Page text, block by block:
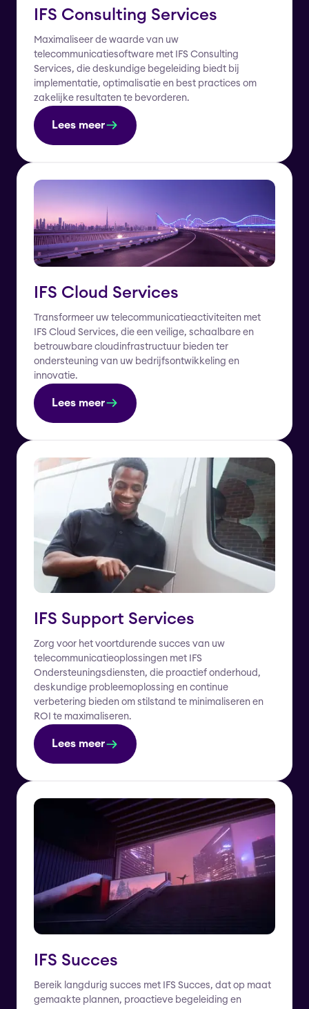
IFS Consulting Services
Maximaliseer de waarde van uw
telecommunicatiesoftware met IFS Consulting
Services, die deskundige begeleiding biedt bij
implementatie, optimalisatie en best practices om
zakelijke resultaten te bevorderen.
Lees meer
IFS Cloud Services
Transformeer uw telecommunicatieactiviteiten met
IFS Cloud Services, die een veilige, schaalbare en
betrouwbare cloudinfrastructuur bieden ter
ondersteuning van uw bedrijfsontwikkeling en
innovatie.
Lees meer
IFS Support Services
Zorg voor het voortdurende succes van uw
telecommunicatieoplossingen met IFS
Ondersteuningsdiensten, die proactief onderhoud,
deskundige probleemoplossing en continue
verbetering bieden om stilstand te minimaliseren en
ROI te maximaliseren.
Lees meer
IFS Succes
Bereik langdurig succes met IFS Succes, dat op maat
gemaakte plannen, proactieve begeleiding en